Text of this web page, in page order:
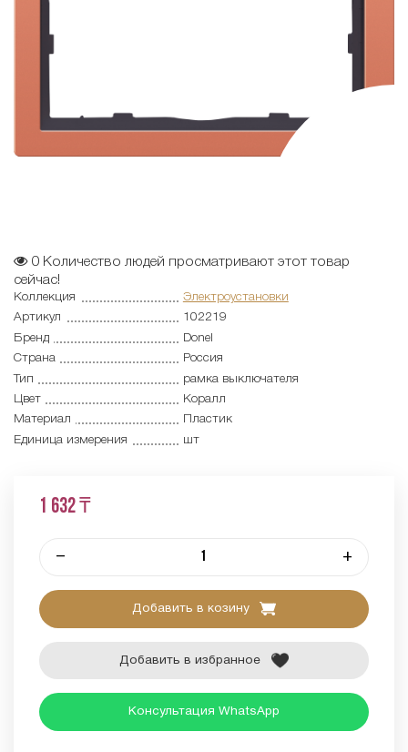
0 Количество людей просматривают этот товар
сейчас!
Коллекция
Электроустановки
Артикул
102219
Бренд
Donel
Страна
Россия
Тип
рамка выключателя
Цвет
Коралл
Материал
Пластик
Единица измерения
шт
1 632 ₸
– +
Добавить в козину
Добавить в избранное
Консультация WhatsApp